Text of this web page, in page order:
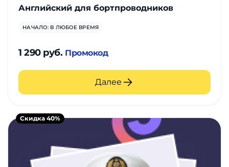
Английский для бортпроводников
НАЧАЛО: В ЛЮБОЕ ВРЕМЯ
1 290 руб. Промокод
Далее
Скидка 40%